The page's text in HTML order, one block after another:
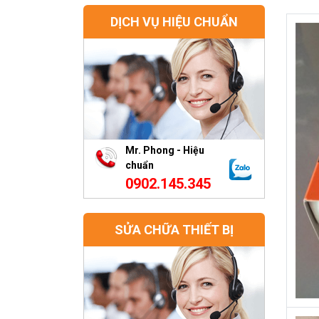
DỊCH VỤ HIỆU CHUẨN
Mr. Phong - Hiệu
chuẩn
0902.145.345
SỬA CHỮA THIẾT BỊ